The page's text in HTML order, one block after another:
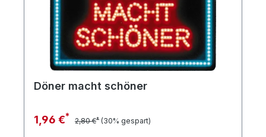
Döner macht schöner
1,96 €* 2,80 €* (30% gespart)